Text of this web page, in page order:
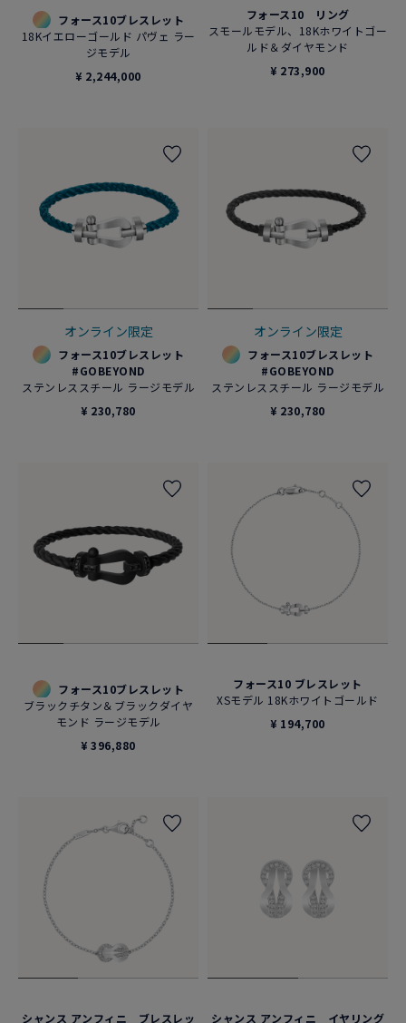
フォース10ブレスレット
18Kイエローゴールド パヴェ ラー
ジモデル
¥ 2,244,000
フォース10 リング
スモールモデル、18Kホワイトゴー
ルド＆ダイヤモンド
¥ 273,900
オンライン限定
フォース10ブレスレット
#GOBEYOND
ステンレススチール ラージモデル
¥ 230,780
オンライン限定
フォース10ブレスレット
#GOBEYOND
ステンレススチール ラージモデル
¥ 230,780
フォース10ブレスレット
ブラックチタン＆ブラックダイヤ
モンド ラージモデル
¥ 396,880
フォース10 ブレスレット
XSモデル 18Kホワイトゴールド
¥ 194,700
シャンス アンフィニ ブレスレッ シャンス アンフィニ イヤリング